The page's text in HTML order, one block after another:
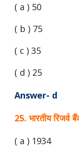
( a ) 50
( b ) 75
( c ) 35
( d ) 25
Answer- d
25. भारतीय रिजर्व
( a ) 1934